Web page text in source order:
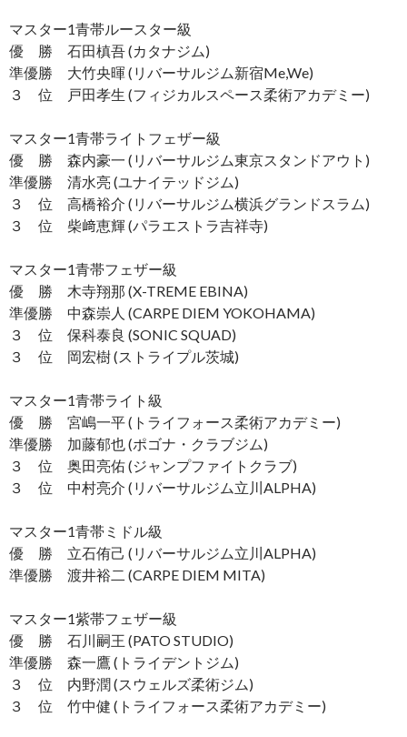
マスター1青帯ルースター級
優 勝 石田槙吾 (カタナジム)
準優勝 大竹央暉 (リバーサルジム新宿Me,We)
３ 位 戸田孝生 (フィジカルスペース柔術アカデミー)
マスター1青帯ライトフェザー級
優 勝 森内豪一 (リバーサルジム東京スタンドアウト)
準優勝 清水亮 (ユナイテッドジム)
３ 位 高橋裕介 (リバーサルジム横浜グランドスラム)
３ 位 柴﨑恵輝 (パラエストラ吉祥寺)
マスター1青帯フェザー級
優 勝 木寺翔那 (X-TREME EBINA)
準優勝 中森崇人 (CARPE DIEM YOKOHAMA)
３ 位 保科泰良 (SONIC SQUAD)
３ 位 岡宏樹 (ストライプル茨城)
マスター1青帯ライト級
優 勝 宮嶋一平 (トライフォース柔術アカデミー)
準優勝 加藤郁也 (ポゴナ・クラブジム)
３ 位 奥田亮佑 (ジャンプファイトクラブ)
３ 位 中村亮介 (リバーサルジム立川ALPHA)
マスター1青帯ミドル級
優 勝 立石侑己 (リバーサルジム立川ALPHA)
準優勝 渡井裕二 (CARPE DIEM MITA)
マスター1紫帯フェザー級
優 勝 石川嗣王 (PATO STUDIO)
準優勝 森一鷹 (トライデントジム)
３ 位 内野潤 (スウェルズ柔術ジム)
３ 位 竹中健 (トライフォース柔術アカデミー)